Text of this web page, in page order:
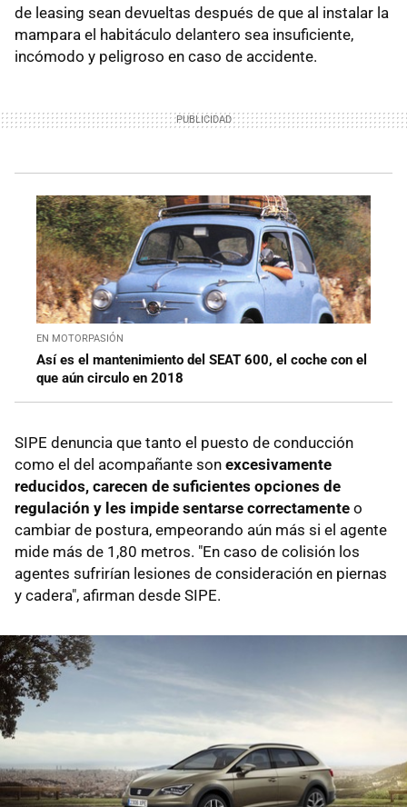
de leasing sean devueltas después de que al instalar la
mampara el habitáculo delantero sea insuficiente,
incómodo y peligroso en caso de accidente.
EN MOTORPASIÓN
Así es el mantenimiento del SEAT 600, el coche con el
que aún circulo en 2018
SIPE denuncia que tanto el puesto de conducción
como el del acompañante son excesivamente
reducidos, carecen de suficientes opciones de
regulación y les impide sentarse correctamente o
cambiar de postura, empeorando aún más si el agente
mide más de 1,80 metros. "En caso de colisión los
agentes sufrirían lesiones de consideración en piernas
y cadera", afirman desde SIPE.